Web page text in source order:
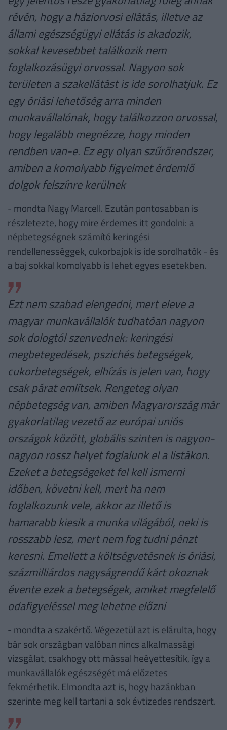
révén, hogy a háziorvosi ellátás, illetve az
állami egészségügyi ellátás is akadozik,
sokkal kevesebbet találkozik nem
foglalkozásügyi orvossal. Nagyon sok
területen a szakellátást is ide sorolhatjuk. Ez
egy óriási lehetőség arra minden
munkavállalónak, hogy találkozzon orvossal,
hogy legalább megnézze, hogy minden
rendben van-e. Ez egy olyan szűrőrendszer,
amiben a komolyabb figyelmet érdemlő
dolgok felszínre kerülnek
- mondta Nagy Marcell. Ezután pontosabban is
részletezte, hogy mire érdemes itt gondolni: a
népbetegségnek számító keringési
rendellenességgek, cukorbajok is ide sorolhatók - és
a baj sokkal komolyabb is lehet egyes esetekben.
Ezt nem szabad elengedni, mert eleve a
magyar munkavállalók tudhatóan nagyon
sok dologtól szenvednek: keringési
megbetegedések, pszichés betegségek,
cukorbetegségek, elhízás is jelen van, hogy
csak párat említsek. Rengeteg olyan
népbetegség van, amiben Magyarország már
gyakorlatilag vezető az európai uniós
országok között, globális szinten is nagyon-
nagyon rossz helyet foglalunk el a listákon.
Ezeket a betegségeket fel kell ismerni
időben, követni kell, mert ha nem
foglalkozunk vele, akkor az illető is
hamarabb kiesik a munka világából, neki is
rosszabb lesz, mert nem fog tudni pénzt
keresni. Emellett a költségvetésnek is óriási,
százmilliárdos nagyságrendű kárt okoznak
évente ezek a betegségek, amiket megfelelő
odafigyeléssel meg lehetne előzni
- mondta a szakértő. Végezetül azt is elárulta, hogy
bár sok országban valóban nincs alkalmassági
vizsgálat, csakhogy ott mással heéyettesítik, így a
munkavállalók egészségét má előzetes
fekmérhetik. Elmondta azt is, hogy hazánkban
szerinte meg kell tartani a sok évtizedes rendszert.